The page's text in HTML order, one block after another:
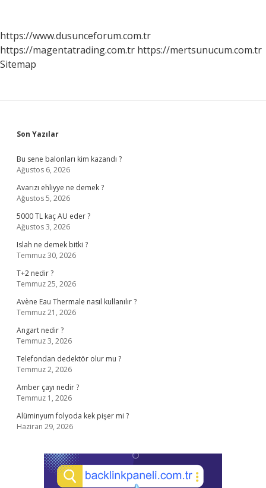
https://www.dusunceforum.com.tr
https://magentatrading.com.tr https://mertsunucum.com.tr
Sitemap
Sidebar
Son Yazılar
Bu sene balonları kim kazandı ?
Ağustos 6, 2026
Avarızı ehliyye ne demek ?
Ağustos 5, 2026
5000 TL kaç AU eder ?
Ağustos 3, 2026
Islah ne demek bitki ?
Temmuz 30, 2026
T+2 nedir ?
Temmuz 25, 2026
Avène Eau Thermale nasıl kullanılır ?
Temmuz 21, 2026
Angart nedir ?
Temmuz 3, 2026
Telefondan dedektör olur mu ?
Temmuz 2, 2026
Amber çayı nedir ?
Temmuz 1, 2026
Alüminyum folyoda kek pişer mi ?
Haziran 29, 2026